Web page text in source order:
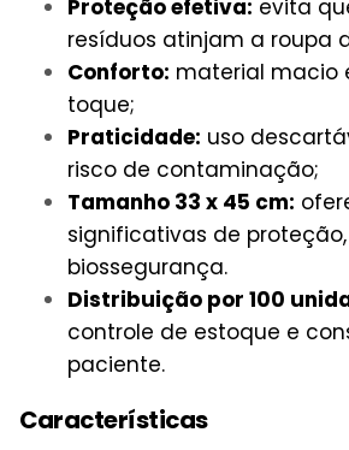
Proteção efetiva: evita
resíduos atinjam a roupa
Conforto: material macio
toque;
Praticidade: uso
risco de contaminação;
Tamanho 33 x 45 cm:
significativas de
biossegurança.
Distribuição por 100
controle de estoque e
paciente.
Características